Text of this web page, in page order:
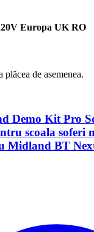
Europa UK RO
plăcea de asemenea.
Demo Kit Pro
scoala soferi
Midland BT